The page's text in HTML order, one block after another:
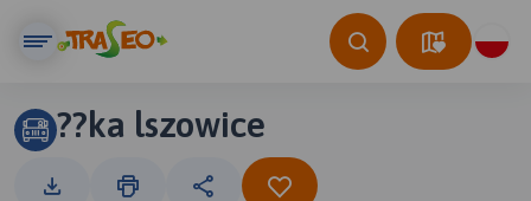
??ka lszowice